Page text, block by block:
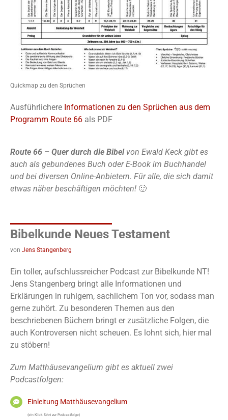
Quickmap zu den Sprüchen
Ausführlichere Informationen zu den Sprüchen aus dem
Programm Route 66 als PDF
Route 66 – Quer durch die Bibel von Ewald Keck gibt es
auch als gebundenes Buch oder E-Book im Buchhandel
und bei diversen Online-Anbietern. Für alle, die sich damit
etwas näher beschäftigen möchten! 🙂
Bibelkunde Neues Testament
von Jens Stangenberg
Ein toller, aufschlussreicher Podcast zur Bibelkunde NT!
Jens Stangenberg bringt alle Informationen und
Erklärungen in ruhigem, sachlichem Ton vor, sodass man
gerne zuhört. Zu besonderen Themen aus den
beschriebenen Büchern bringt er zusätzliche Folgen, die
auch Kontroversen nicht scheuen. Es lohnt sich, hier mal
zu stöbern!
Zum Matthäusevangelium gibt es aktuell zwei
Podcastfolgen:
Einleitung Matthäusevangelium
(ein Klick führt zur Podcastfolge)